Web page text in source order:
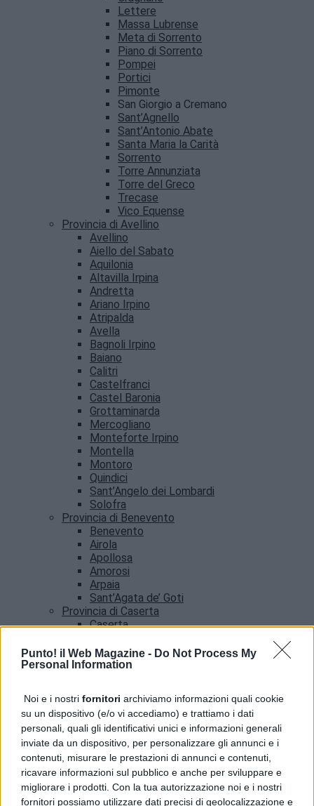
Punto! il Web Magazine - Do Not Process My
Personal Information
Noi e i nostri fornitori archiviamo informazioni quali cookie
su un dispositivo (e/o vi accediamo) e trattiamo i dati
personali, quali gli identificativi unici e informazioni generali
inviate da un dispositivo, per personalizzare gli annunci e i
contenuti, misurare le prestazioni di annunci e contenuti,
ricavare informazioni sul pubblico e anche per sviluppare e
migliorare i prodotti. Con la tua autorizzazione noi e i nostri
fornitori possiamo utilizzare dati precisi di geolocalizzazione e
Lettere
Massa Lubrense
Meta di Sorrento
Piano di Sorrento
Pompei
Portici
Pimonte
San Giorgio a Cremano
Sant’Agnello
Sant’Antonio Abate
Santa Maria la Carità
Sorrento
Torre Annunziata
Torre del Greco
Trecase
Vico Equense
Provincia di Avellino
Avellino
Aiello del Sabato
Aquilonia
Altavilla Irpina
Andretta
Ariano Irpino
Atripalda
Avella
Bagnoli Irpino
Baiano
Calitri
Castelfranci
Castel Baronia
Grottaminarda
Mercogliano
Monteforte Irpino
Montella
Montoro
Quindici
Sant’Angelo dei Lombardi
Solofra
Provincia di Benevento
Benevento
Airola
Apollosa
Amorosi
Arpaia
Sant’Agata de’ Goti
Provincia di Caserta
Caserta
Santa Maria Capua vetere
Provincia di Salerno
Amalfi
Angri
Castellabate
News